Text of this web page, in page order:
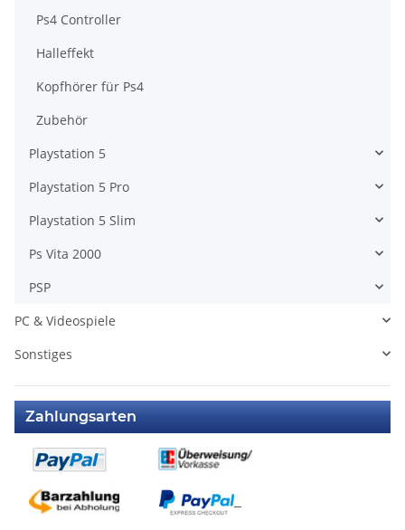
Ps4 Controller
Halleffekt
Kopfhörer für Ps4
Zubehör
Playstation 5
Playstation 5 Pro
Playstation 5 Slim
Ps Vita 2000
PSP
PC & Videospiele
Sonstiges
Zahlungsarten